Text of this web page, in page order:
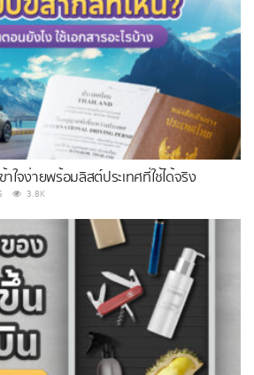
ใจง่ายพร้อมลิสต์ประเทศที่ใช้ได้จริง
3.8K